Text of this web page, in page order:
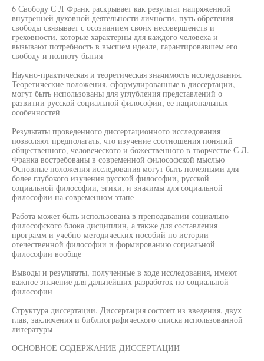
6 Свободу С Л Франк раскрывает как результат напряженной
внутренней духовной деятельности личности, путь обретения
свободы связывает с осознанием своих несовершенств и
греховности, которые характерны для каждого человека и
вызывают потребность в высшем идеале, гарантировавшем его
свободу и полноту бытия
Научно-практическая и теоретическая значимость исследования.
Теоретические положения, сформулированные в диссертации,
могут быть использованы для углубления представлений о
развитии русской социальной философии, ее национальных
особенностей
Результаты проведенного диссертационного исследования
позволяют предполагать, что изучение соотношения понятий
общественного, человеческого и божественного в творчестве С Л.
Франка востребованы в современной философской мыслью
Основные положения исследования могут быть полезными для
более глубокого изучения русской философии, русской
социальной философии, эгики, и значимы для социальной
философии на современном этапе
Работа может быть использована в преподавании социально-
философского блока дисциплин, а также для составления
программ и учебно-методических пособий по истории
отечественной философии и формированию социальной
философии вообще
Выводы и результаты, полученные в ходе исследования, имеют
важное значение для дальнейших разработок по социальной
философии
Структура диссертации. Диссертация состоит из введения, двух
глав, заключения и библиографического списка использованной
литературы
ОСНОВНОЕ СОДЕРЖАНИЕ ДИССЕРТАЦИИ